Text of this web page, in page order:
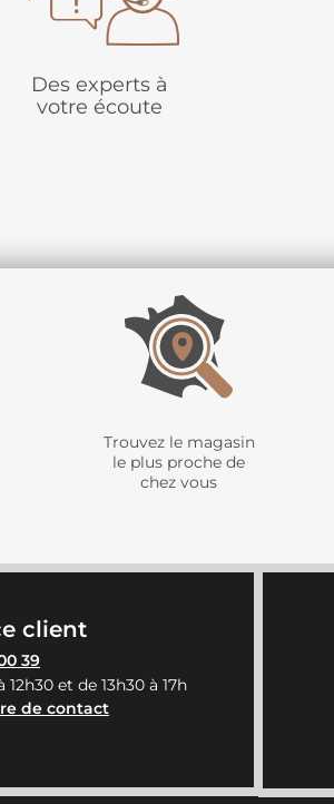
Des experts à
votre écoute
Trouvez le magasin
le plus proche de
chez vous
client
39
et de 13h30 à 17h
de contact